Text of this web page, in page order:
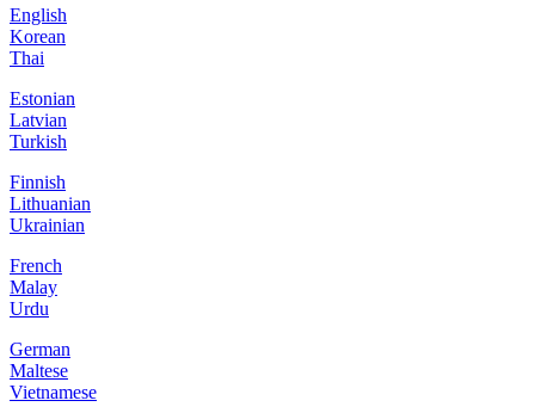
English
Korean
Thai
Estonian
Latvian
Turkish
Finnish
Lithuanian
Ukrainian
French
Malay
Urdu
German
Maltese
Vietnamese